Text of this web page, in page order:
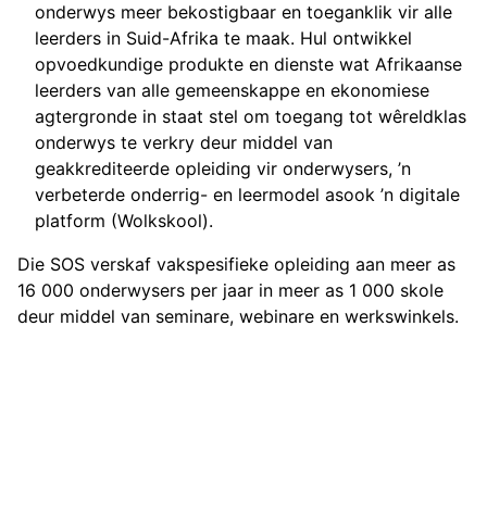
onderwys meer bekostigbaar en toeganklik vir alle
leerders in Suid-Afrika te maak. Hul ontwikkel
opvoedkundige produkte en dienste wat Afrikaanse
leerders van alle gemeenskappe en ekonomiese
agtergronde in staat stel om toegang tot wêreldklas
onderwys te verkry deur middel van
geakkrediteerde opleiding vir onderwysers, ’n
verbeterde onderrig- en leermodel asook ’n digitale
platform (Wolkskool).
Die SOS verskaf vakspesifieke opleiding aan meer as
16 000 onderwysers per jaar in meer as 1 000 skole
deur middel van seminare, webinare en werkswinkels.